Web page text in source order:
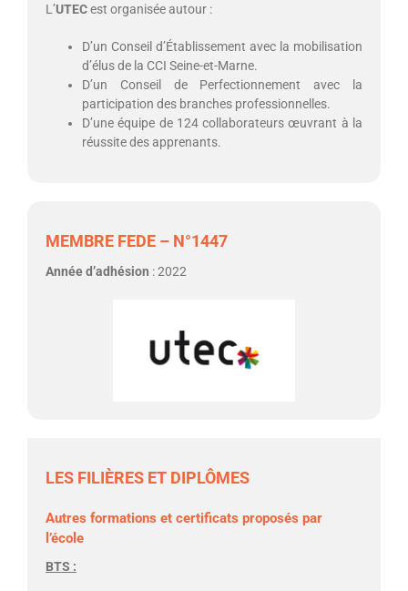
L’UTECest organisée autour :
D’un Conseil d’Établissement avec la mobilisation
d’élus de la CCI Seine-et-Marne.
D’un Conseil de Perfectionnement avec la
participation des branches professionnelles.
D’une équipe de 124 collaborateurs œuvrant à la
réussite des apprenants.
MEMBRE FEDE – N°1447
Année d’adhésion : 2022
LES FILIÈRES ET DIPLÔMES
Autres formations et certificats proposés par
l’école
BTS :